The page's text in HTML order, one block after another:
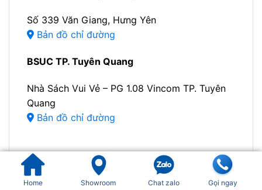
Số 339 Văn Giang, Hưng Yên
Bản đồ chỉ đường
BSUC TP. Tuyên Quang
Nhà Sách Vui Vẻ – PG 1.08 Vincom TP. Tuyên
Quang
Bản đồ chỉ đường
BSUC Chí Linh - Hải Phòng
Hữu Nghị, Sao Đỏ, TP. Hải Phòng (Hải Dương)
Home Showroom Chat zalo Gọi ngay